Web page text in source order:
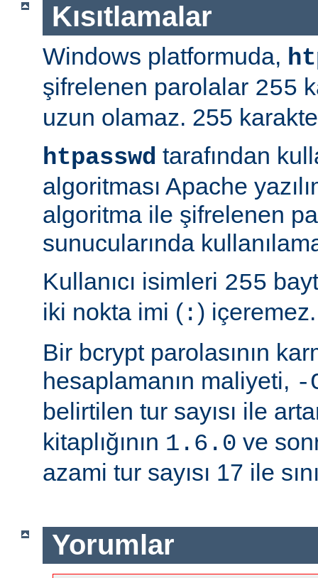
Kısıtlamalar
Windows platformuda,
şifrelenen parolalar 255
uzun olamaz. 255
htpasswd tarafından
algoritması Apache
algoritma ile şifrelenen
sunucularında
Kullanıcı isimleri 255
iki nokta imi ( :) içeremez.
Bir bcrypt parolasının
hesaplamanın maliyeti, -
belirtilen tur sayısı ile
kitaplığının 1.6.0 ve
azami tur sayısı 17 ile
Yorumlar